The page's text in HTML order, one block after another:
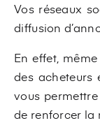
Vos réseaux
diffusion
En effet,
des acheteurs
vous
de renforcer la